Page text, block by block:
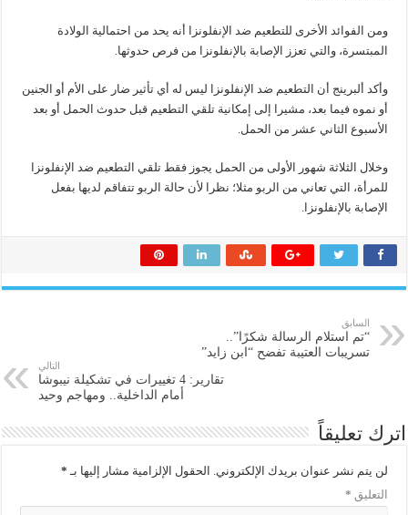
ومن الفوائد الأخرى للتطعيم ضد الإنفلونزا أنه يحد من احتمالية الولادة
المبتسرة، والتي تعزز الإصابة بالإنفلونزا من فرص حدوثها.
وأكد ألبرينج أن التطعيم ضد الإنفلونزا ليس له أي تأثير ضار على الأم أو الجنين
أو نموه فيما بعد، مشيرا إلى إمكانية تلقي التطعيم قبل حدوث الحمل أو بعد
الأسبوع الثاني عشر من الحمل.
وخلال الثلاثة شهور الأولى من الحمل يجوز فقط تلقي التطعيم ضد الإنفلونزا
للمرأة، التي تعاني من الربو مثلا؛ نظرا لأن حالة الربو تتفاقم لديها بفعل
الإصابة بالإنفلونزا.
السابق
“تم استلام الرسالة شكرًا”..
تسريبات العتيبة تفضح “ابن زايد”
التالي
تقارير: 4 تغييرات في تشكيلة نيبوشا
أمام الداخلية.. ومهاجم وحيد
اترك تعليقاً
لن يتم نشر عنوان بريدك الإلكتروني. الحقول الإلزامية مشار إليها بـ *
التعليق *